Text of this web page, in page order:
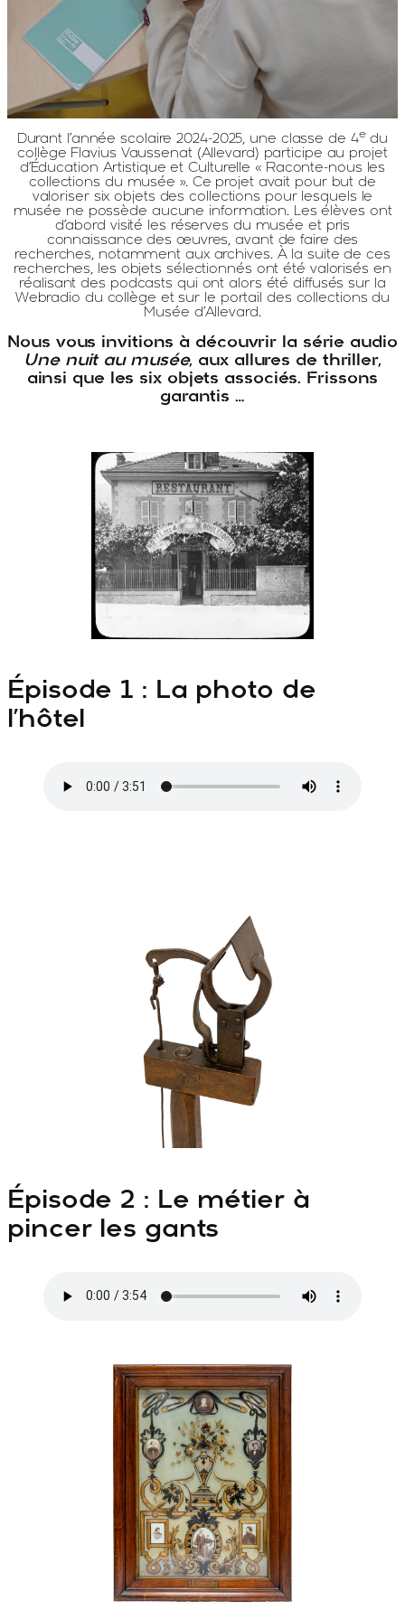
Durant l’année scolaire 2024-2025, une classe de 4e du
collège Flavius Vaussenat (Allevard) participe au projet
d’Éducation Artistique et Culturelle « Raconte-nous les
collections du musée ». Ce projet avait pour but de
valoriser six objets des collections pour lesquels le
musée ne possède aucune information. Les élèves ont
d’abord visité les réserves du musée et pris
connaissance des œuvres, avant de faire des
recherches, notamment aux archives. À la suite de ces
recherches, les objets sélectionnés ont été valorisés en
réalisant des podcasts qui ont alors été diffusés sur la
Webradio du collège et sur le portail des collections du
Musée d’Allevard.
Nous vous invitions à découvrir la série audio
Une nuit au musée, aux allures de thriller,
ainsi que les six objets associés. Frissons
garantis …
Épisode 1 : La photo de
l’hôtel
Épisode 2 : Le métier à
pincer les gants